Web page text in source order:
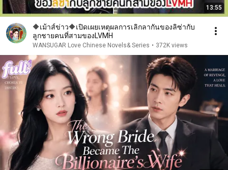
13:55
🔶เม้าส์ข่าว🔶เปิดเผยเหตุผลการเลิกลากันของลิซ่ากับ
ลูกชายคนที่สามของLVMH
WANSUGAR Love Chinese Novels& Series • 372K views